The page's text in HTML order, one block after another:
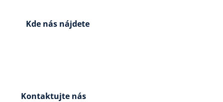
Kde nás nájdete
Kontaktujte nás